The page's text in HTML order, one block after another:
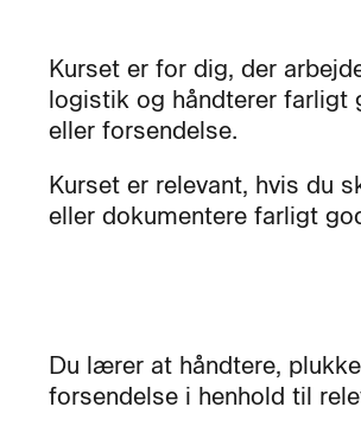
Kurset er for dig, der
logistik og håndterer farligt
eller forsendelse.
Kurset er relevant, hvis du
eller dokumentere farligt
Du lærer at håndtere,
forsendelse i henhold til